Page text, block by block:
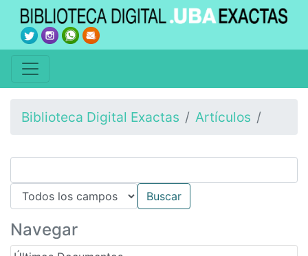
Biblioteca Digital Exactas Artículos
Navegar